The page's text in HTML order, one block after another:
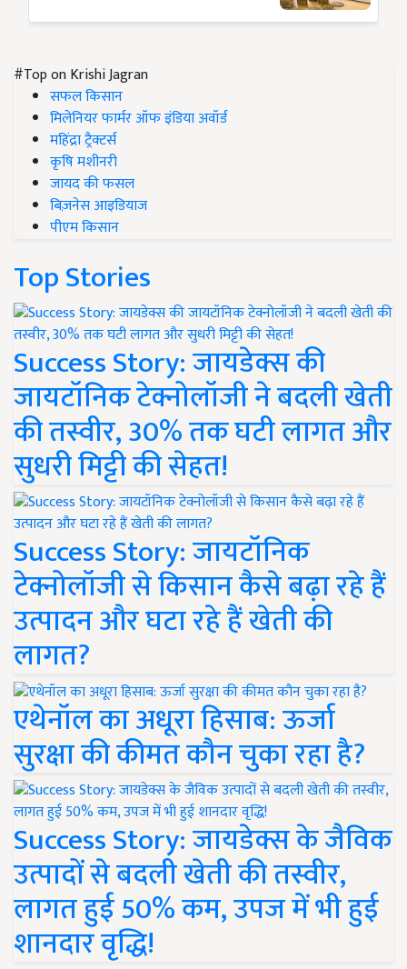
#Top on Krishi Jagran
सफल किसान
मिलेनियर फार्मर ऑफ इंडिया अवॉर्ड
महिंद्रा ट्रैक्टर्स
कृषि मशीनरी
जायद की फसल
बिज़नेस आइडियाज
पीएम किसान
Top Stories
Success Story: जायडेक्स की
जायटॉनिक टेक्नोलॉजी ने बदली खेती
की तस्वीर, 30% तक घटी लागत और
सुधरी मिट्टी की सेहत!
Success Story: जायटॉनिक
टेक्नोलॉजी से किसान कैसे बढ़ा रहे हैं
उत्पादन और घटा रहे हैं खेती की
लागत?
एथेनॉल का अधूरा हिसाब: ऊर्जा
सुरक्षा की कीमत कौन चुका रहा है?
Success Story: जायडेक्स के जैविक
उत्पादों से बदली खेती की तस्वीर,
लागत हुई 50% कम, उपज में भी हुई
शानदार वृद्धि!